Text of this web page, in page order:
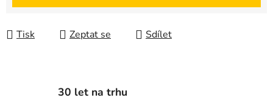
Tisk Zeptat se Sdílet
30 let na trhu